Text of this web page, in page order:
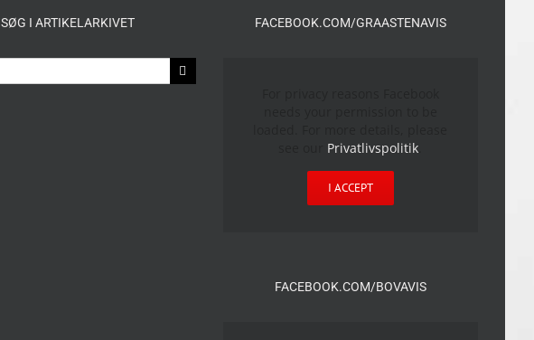
SØG I ARTIKELARKIVET FACEBOOK.COM/GRAASTENAVIS
Privatlivspolitik
I ACCEPT
FACEBOOK.COM/BOVAVIS